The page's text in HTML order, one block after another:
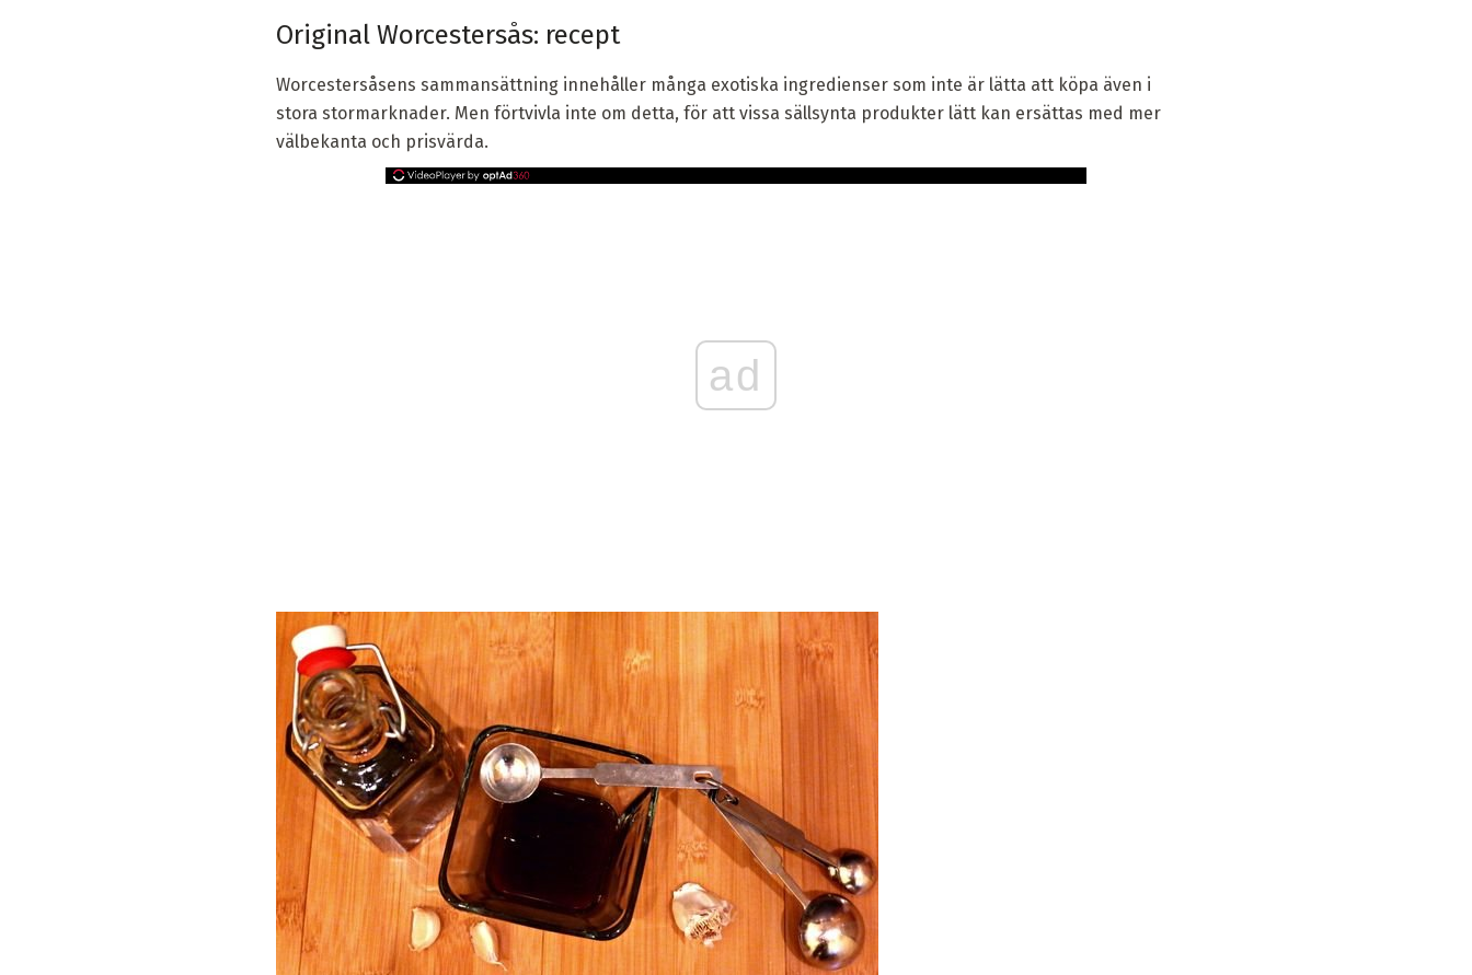
Original Worcestersås: recept
Worcestersåsens sammansättning innehåller många exotiska ingredienser som inte är lätta att köpa även i
stora stormarknader. Men förtvivla inte om detta, för att vissa sällsynta produkter lätt kan ersättas med mer
välbekanta och prisvärda.
ad